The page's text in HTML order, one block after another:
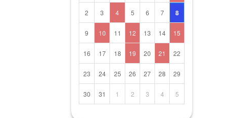
2 3 4 5 6 7 8
9 10 11 12 13 14 15
16 17 18 19 20 21 22
23 24 25 26 27 28 29
30 31 1 2 3 4 5